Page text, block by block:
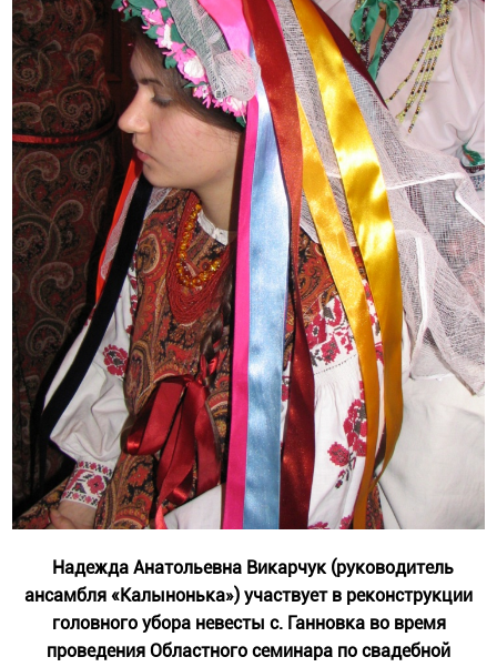
Надежда Анатольевна Викарчук (руководитель
ансамбля «Калынонька») участвует в реконструкции
головного убора невесты с. Ганновка во время
проведения Областного семинара по свадебной